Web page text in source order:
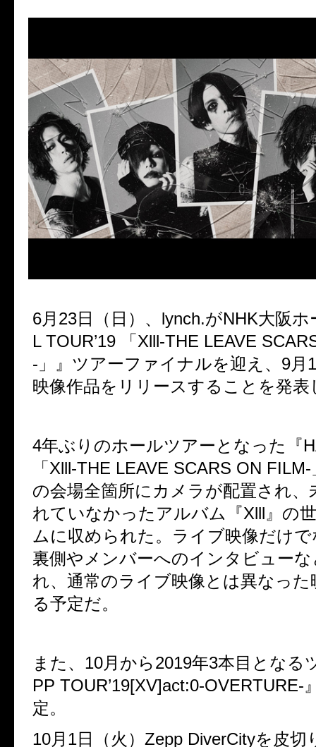
6月 23日（日）、 lynch.がNHK大阪ホ
L TOUR’19
「 Xlll-THE LEAVE
- 」』ツアーファイナルを迎え、 9月
映像作品をリリースすることを発表
4年ぶりのホールツアーとなった『
「 Xlll-THE LEAVE SCARS ON FILM-
の会場全箇所にカメラが配置され、
れていなかったアルバム『Xlll』の
ムに収められた。ライブ映像だけ
裏側やメンバーへのインタビュー
れ、通常のライブ映像とは異なった
る予定だ。
また、 10月から2019年3本目となる
PP TOUR’19[XV]act:0-OVERTURE-
定。
10月 1日（火） Zepp DiverCityを皮切